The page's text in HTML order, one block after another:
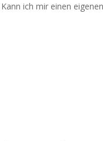
ich mir einen